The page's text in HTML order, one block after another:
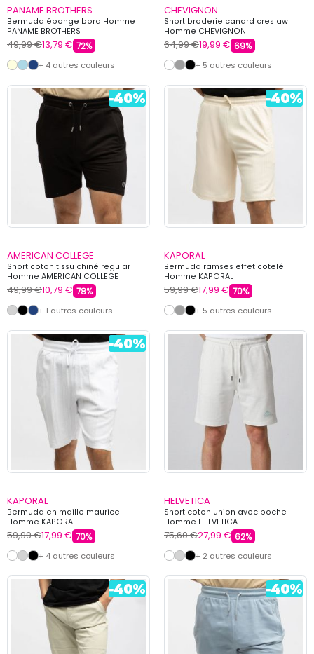
PANAME BROTHERS
Bermuda éponge bora Homme
PANAME BROTHERS
49,99 €13,79 € 72%
+ 4 autres couleurs
CHEVIGNON
Short broderie canard creslaw
Homme CHEVIGNON
64,99 €19,99 € 69%
+ 5 autres couleurs
AMERICAN COLLEGE
Short coton tissu chiné regular
Homme AMERICAN COLLEGE
49,99 €10,79 € 78%
+ 1 autres couleurs
KAPORAL
Bermuda ramses effet cotelé
Homme KAPORAL
59,99 €17,99 € 70%
+ 5 autres couleurs
KAPORAL
Bermuda en maille maurice
Homme KAPORAL
59,99 €17,99 € 70%
+ 4 autres couleurs
HELVETICA
Short coton union avec poche
Homme HELVETICA
75,60 €27,99 € 62%
+ 2 autres couleurs